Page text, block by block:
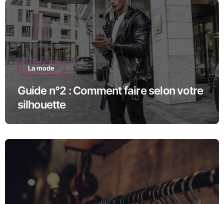
La mode
Guide n°2 : Comment faire selon votre
silhouette